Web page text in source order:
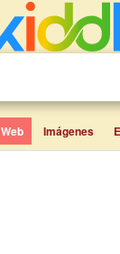
Web Imágenes